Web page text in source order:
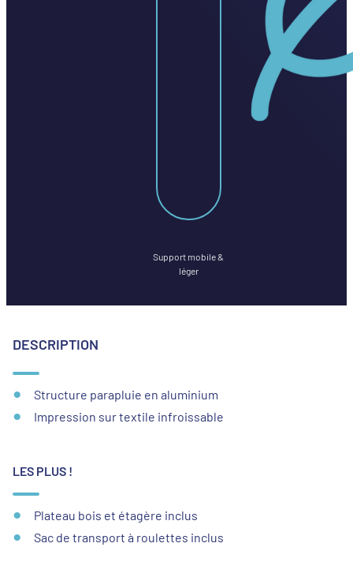
Support mobile &
léger
DESCRIPTION
Structure parapluie en aluminium
Impression sur textile infroissable
LES PLUS !
Plateau bois et étagère inclus
Sac de transport à roulettes inclus